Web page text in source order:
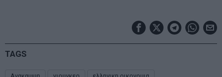
TAGS